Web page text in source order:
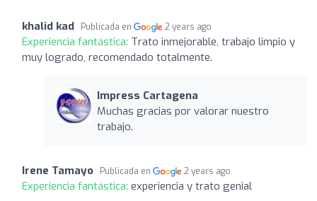
khalid kad Publicada en 2 years ago
Experiencia fantástica: Trato inmejorable, trabajo limpio y
muy logrado, recomendado totalmente.
Impress Cartagena
Muchas gracias por valorar nuestro
trabajo.
Irene Tamayo Publicada en 2 years ago
Experiencia fantástica: experiencia y trato genial